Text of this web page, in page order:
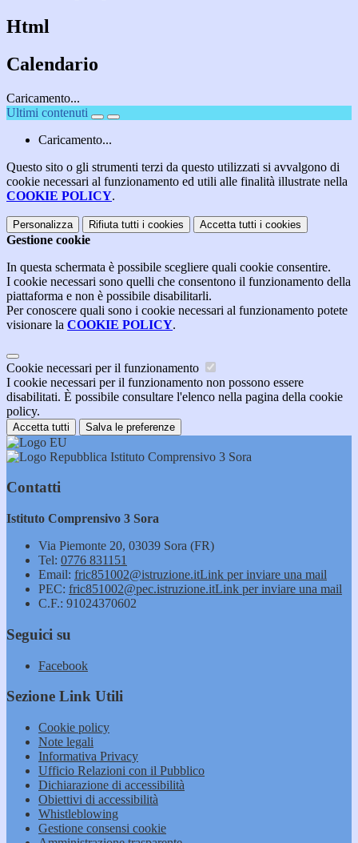
Html
Calendario
Caricamento...
Ultimi contenuti
Caricamento...
Questo sito o gli strumenti terzi da questo utilizzati si avvalgono di
cookie necessari al funzionamento ed utili alle finalità illustrate nella
COOKIE POLICY.
Personalizza Rifiuta tutti i cookies Accetta tutti i cookies
Gestione cookie
In questa schermata è possibile scegliere quali cookie consentire.
I cookie necessari sono quelli che consentono il funzionamento della
piattaforma e non è possibile disabilitarli.
Per conoscere quali sono i cookie necessari al funzionamento potete
visionare la COOKIE POLICY.
Cookie necessari per il funzionamento
I cookie necessari per il funzionamento non possono essere
disabilitati. È possibile consultare l'elenco nella pagina della cookie
policy.
Accetta tutti Salva le preferenze
Istituto Comprensivo 3 Sora
Contatti
Istituto Comprensivo 3 Sora
Via Piemonte 20, 03039 Sora (FR)
Tel: 0776 831151
Email: fric851002@istruzione.itLink per inviare una mail
PEC: fric851002@pec.istruzione.itLink per inviare una mail
C.F.: 91024370602
Seguici su
Facebook
Sezione Link Utili
Cookie policy
Note legali
Informativa Privacy
Ufficio Relazioni con il Pubblico
Dichiarazione di accessibilità
Obiettivi di accessibilità
Whistleblowing
Gestione consensi cookie